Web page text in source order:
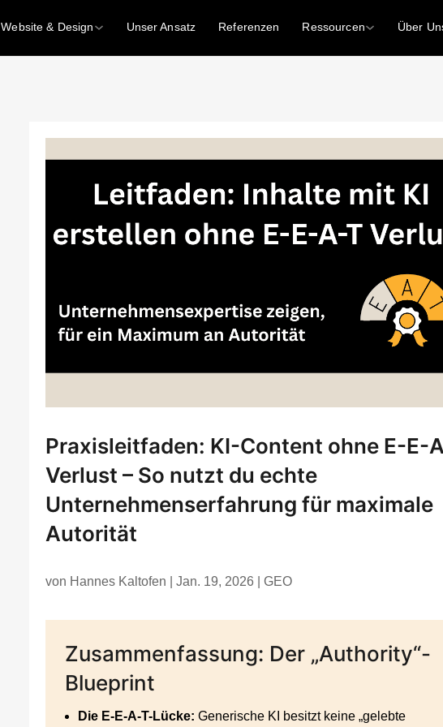
Website & Design Unser Ansatz Referenzen Ressourcen Über
Praxisleitfaden: KI-Content ohne E-E-
Verlust – So nutzt du echte
Unternehmenserfahrung für maximale
Autorität
von Hannes Kaltofen |Jan. 19, 2026 |GEO
Zusammenfassung: Der „Authority“-
Blueprint
Die E-E-A-T-Lücke: Generische KI besitzt keine „gelebte